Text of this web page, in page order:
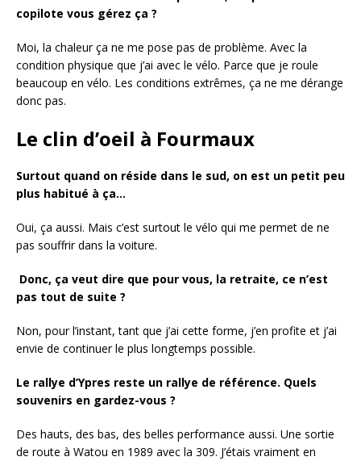
copilote vous gérez ça ?
Moi, la chaleur ça ne me pose pas de problème. Avec la
condition physique que j’ai avec le vélo. Parce que je roule
beaucoup en vélo. Les conditions extrêmes, ça ne me dérange
donc pas.
Le clin d’oeil à Fourmaux
Surtout quand on réside dans le sud, on est un petit peu
plus habitué à ça…
Oui, ça aussi. Mais c’est surtout le vélo qui me permet de ne
pas souffrir dans la voiture.
Donc, ça veut dire que pour vous, la retraite, ce n’est
pas tout de suite ?
Non, pour l’instant, tant que j’ai cette forme, j’en profite et j’ai
envie de continuer le plus longtemps possible.
Le rallye d’Ypres reste un rallye de référence. Quels
souvenirs en gardez-vous ?
Des hauts, des bas, des belles performance aussi. Une sortie
de route à Watou en 1989 avec la 309. J’étais vraiment en